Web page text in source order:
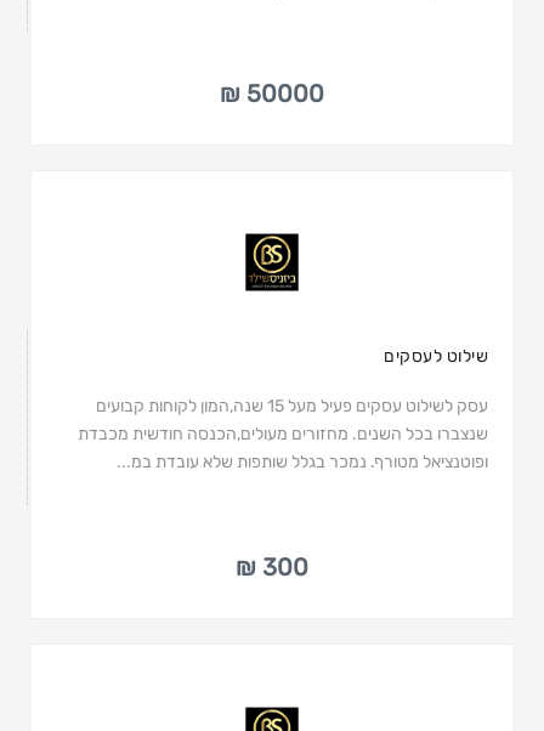
50000 ₪
שילוט לעסקים
עסק לשילוט עסקים פעיל מעל 15 שנה,המון לקוחות קבועים
שנצברו בכל השנים. מחזורים מעולים,הכנסה חודשית מכבדת
ופוטנציאל מטורף. נמכר בגלל שותפות שלא עובדת במ...
300 ₪